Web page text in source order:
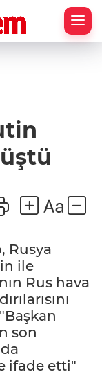
Rusya
ile
Rus hava
son
ifade etti"